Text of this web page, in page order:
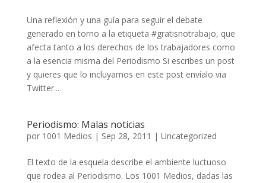
Una reflexión y una guía para seguir el debate
generado en torno a la etiqueta #gratisnotrabajo, que
afecta tanto a los derechos de los trabajadores como
a la esencia misma del Periodismo Si escribes un post
y quieres que lo incluyamos en este post envíalo via
Twitter...
Periodismo: Malas noticias
por 1001 Medios | Sep 28, 2011 | Uncategorized
El texto de la esquela describe el ambiente luctuoso
que rodea al Periodismo. Los 1001 Medios, dadas las